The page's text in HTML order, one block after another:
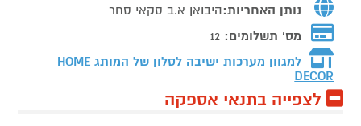
נותן האחריות:היבואן א.ב סקאי סחר
מס' תשלומים: 12
למגוון מערכות ישיבה לסלון של המותג HOME
DECOR
לצפייה בתנאי אספקה